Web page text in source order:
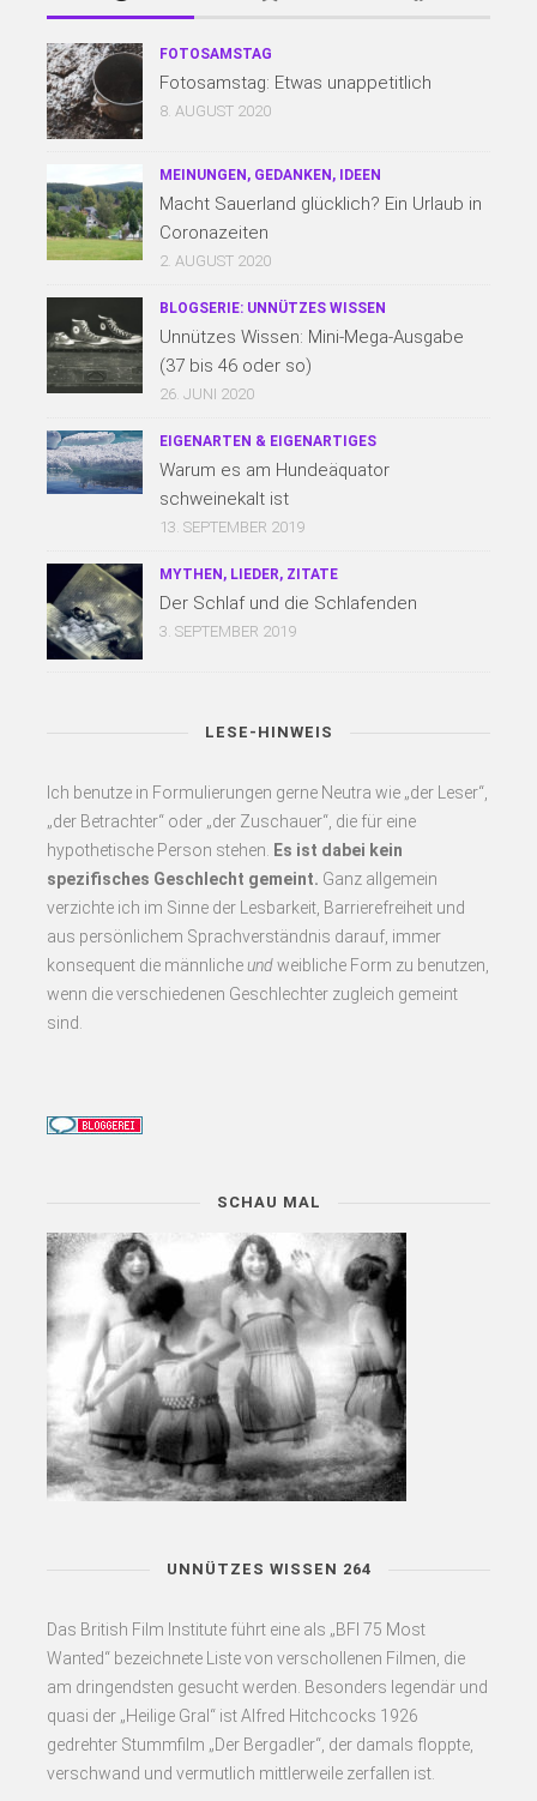
FOTOSAMSTAG
Fotosamstag: Etwas unappetitlich
8. AUGUST 2020
MEINUNGEN, GEDANKEN, IDEEN
Macht Sauerland glücklich? Ein Urlaub in
Coronazeiten
2. AUGUST 2020
BLOGSERIE: UNNÜTZES WISSEN
Unnützes Wissen: Mini-Mega-Ausgabe
(37 bis 46 oder so)
26. JUNI 2020
EIGENARTEN & EIGENARTIGES
Warum es am Hundeäquator
schweinekalt ist
13. SEPTEMBER 2019
MYTHEN, LIEDER, ZITATE
Der Schlaf und die Schlafenden
3. SEPTEMBER 2019
LESE-HINWEIS
Ich benutze in Formulierungen gerne Neutra wie „der Leser“,
„der Betrachter“ oder „der Zuschauer“, die für eine
hypothetische Person stehen.
Es ist dabei kein
spezifisches Geschlecht gemeint. Ganz allgemein
verzichte ich im Sinne der Lesbarkeit, Barrierefreiheit und
aus persönlichem Sprachverständnis darauf, immer
konsequent die männlicheundweibliche Form zu benutzen,
wenn die verschiedenen Geschlechter zugleich gemeint
sind.
SCHAU MAL
UNNÜTZES WISSEN 264
Das British Film Institute führt eine als „BFI 75 Most
Wanted“ bezeichnete Liste von verschollenen Filmen, die
am dringendsten gesucht werden. Besonders legendär und
quasi der „Heilige Gral“ ist Alfred Hitchcocks 1926
gedrehter Stummfilm „Der Bergadler“, der damals floppte,
verschwand und vermutlich mittlerweile zerfallen ist.